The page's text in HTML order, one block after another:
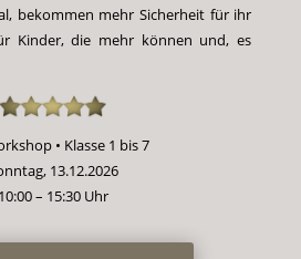
bekommen mehr Sicherheit für ihr
Kinder, die mehr können und, es
• Klasse 1 bis 7
13.12.2026
10:00 – 15:30 Uhr